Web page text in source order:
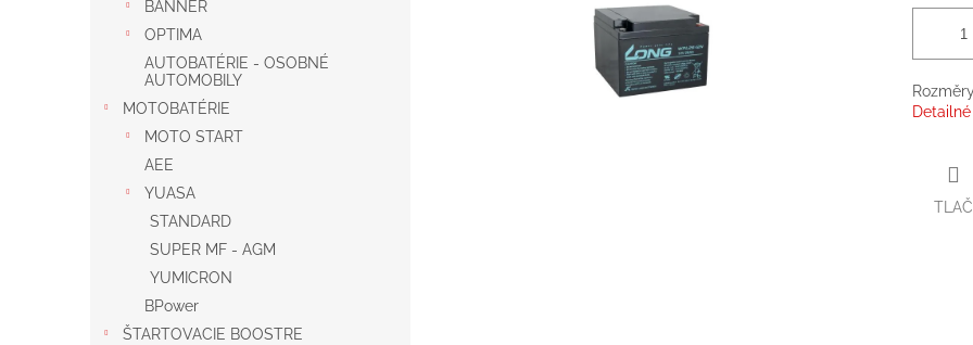
BANNER
OPTIMA
AUTOBATÉRIE - OSOBNÉ
AUTOMOBILY
MOTOBATÉRIE
MOTO START
AEE
YUASA
STANDARD
SUPER MF - AGM
YUMICRON
BPower
ŠTARTOVACIE BOOSTRE
TLAČ